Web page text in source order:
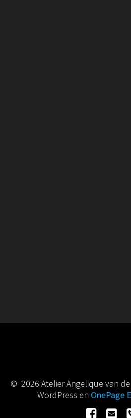
© 2026 Atelier Angelique van
WordPress en OnePage